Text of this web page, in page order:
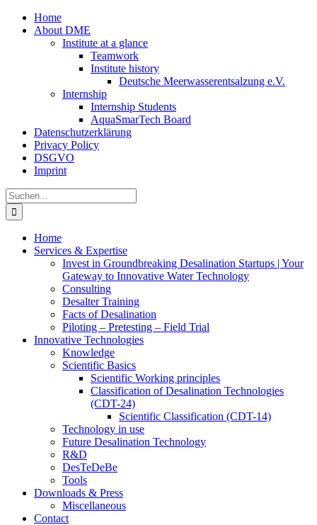
Zum
Inhalt
Home
About DME
Institute at a glance
Teamwork
Institute history
Deutsche Meerwasserentsalzung e.V.
Internship
Internship Students
AquaSmarTech Board
Datenschutzerklärung
Privacy Policy
DSGVO
Imprint
Instagram
LinkedIn
E-
Mail
Xing
Facebook
X
Suche
nach:
Home
Services & Expertise
Invest in Groundbreaking Desalination Startups | Your
Gateway to Innovative Water Technology
Consulting
Desalter Training
Facts of Desalination
Piloting – Pretesting – Field Trial
Innovative Technologies
Knowledge
Scientific Basics
Scientific Working principles
Classification of Desalination Technologies
(CDT-24)
Scientific Classification (CDT-14)
Technology in use
Future Desalination Technology
R&D
DesTeDeBe
Tools
Downloads & Press
Miscellaneous
Contact